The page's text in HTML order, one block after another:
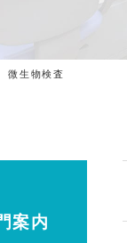
微生物検査
案内